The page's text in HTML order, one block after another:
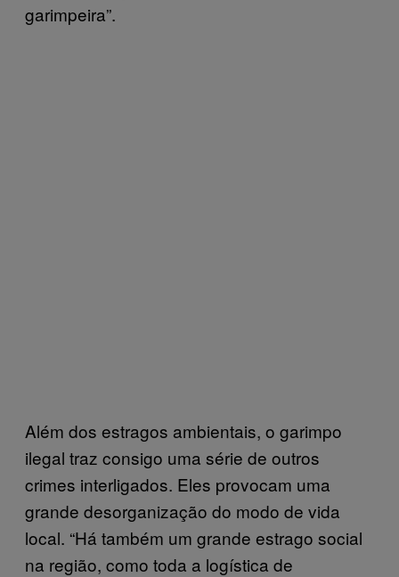
garimpeira”.
Além dos estragos ambientais, o garimpo
ilegal traz consigo uma série de outros
crimes interligados. Eles provocam uma
grande desorganização do modo de vida
local. “Há também um grande estrago social
na região, como toda a logística de